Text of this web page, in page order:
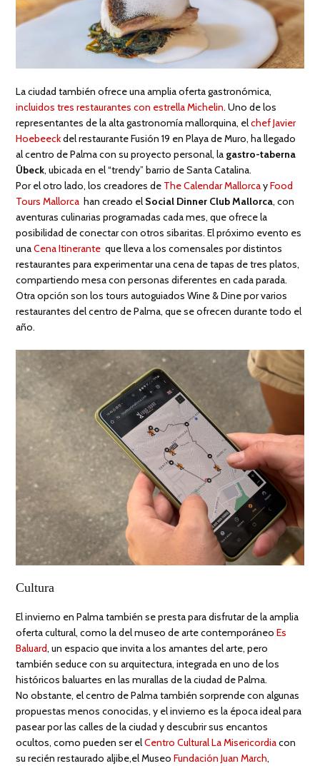
La ciudad también ofrece una amplia oferta gastronómica,
incluidos tres restaurantes con estrella Michelin. Uno de los
representantes de la alta gastronomía mallorquina, elchef Javier
Hoebeeckdel restaurante Fusión 19 en Playa de Muro, ha llegado
al centro de Palma con su proyecto personal, la gastro-taberna
Übeck, ubicada en el “trendy” barrio de Santa Catalina.
Por el otro lado, los creadores de The Calendar MallorcayFood
Tours Mallorca han creado el Social Dinner Club Mallorca, con
aventuras culinarias programadas cada mes, que ofrece la
posibilidad de conectar con otros sibaritas. El próximo evento es
unaCena Itinerante que lleva a los comensales por distintos
restaurantes para experimentar una cena de tapas de tres platos,
compartiendo mesa con personas diferentes en cada parada.
Otra opción son los tours autoguiados Wine & Dine por varios
restaurantes del centro de Palma, que se ofrecen durante todo el
año.
Cultura
El invierno en Palma también se presta para disfrutar de la amplia
oferta cultural, como la del museo de arte contemporáneoEs
Baluard, un espacio que invita a los amantes del arte, pero
también seduce con su arquitectura, integrada en uno de los
históricos baluartes en las murallas de la ciudad de Palma.
No obstante, el centro de Palma también sorprende con algunas
propuestas menos conocidas, y el invierno es la época ideal para
pasear por las calles de la ciudad y descubrir sus encantos
ocultos, como pueden ser elCentro Cultural La Misericordiacon
su recién restaurado aljibe,el MuseoFundación Juan March,